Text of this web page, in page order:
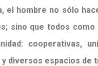
el hombre no sólo
sino que todos
cooperativas,
diversos espacios de